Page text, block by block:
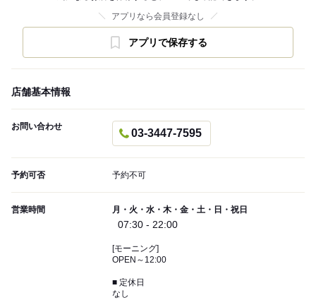
アプリなら会員登録なし
アプリで保存する
店舗基本情報
お問い合わせ
03-3447-7595
予約可否 予約不可
営業時間 月・火・水・木・金・土・日・祝日
07:30 - 22:00
[モーニング]
OPEN～12:00
■ 定休日
なし